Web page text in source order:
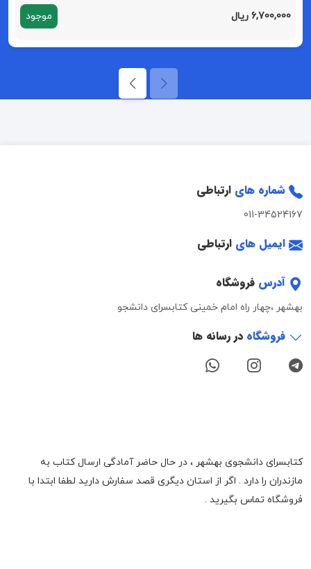
6,700,000 ریال موجود
شماره های ارتباطی
011-34524167
ایمیل های ارتباطی
آدرس فروشگاه
بهشهر ،چهار راه امام خمینی کتابسرای دانشجو
فروشگاه در رسانه ها
کتابسرای دانشجوی بهشهر ، در حال حاضر آمادگی ارسال کتاب به
مازندران را دارد . اگر از استان دیگری قصد سفارش دارید لطفا ابتدا با
فروشگاه تماس بگیرید .